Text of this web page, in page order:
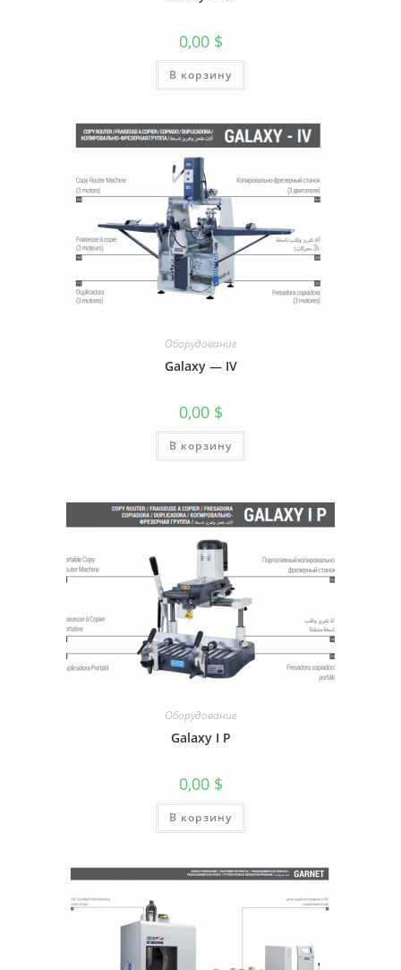
0,00 $
В корзину
Оборудование
Galaxy — IV
0,00 $
В корзину
Оборудование
Galaxy I P
0,00 $
В корзину